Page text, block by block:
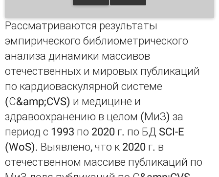
Рассматриваются результаты
эмпирического библиометрического
анализа динамики массивов
отечественных и мировых публикаций
по кардиоваскулярной системе
(С&amp;CVS) и медицине и
здравоохранению в целом (МиЗ) за
период с 1993 по 2020 г. по БД SCI-E
(WoS). Выявлено, что к 2020 г. в
отечественном массиве публикаций по